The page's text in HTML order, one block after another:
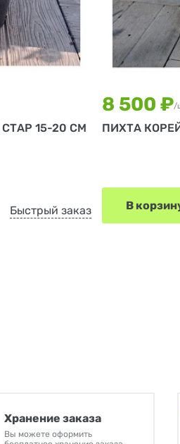
15-20 СМ
Быстрый заказ
8 500 ₽/
ПИХТА
В
Хранение заказа
Вы можете оформить